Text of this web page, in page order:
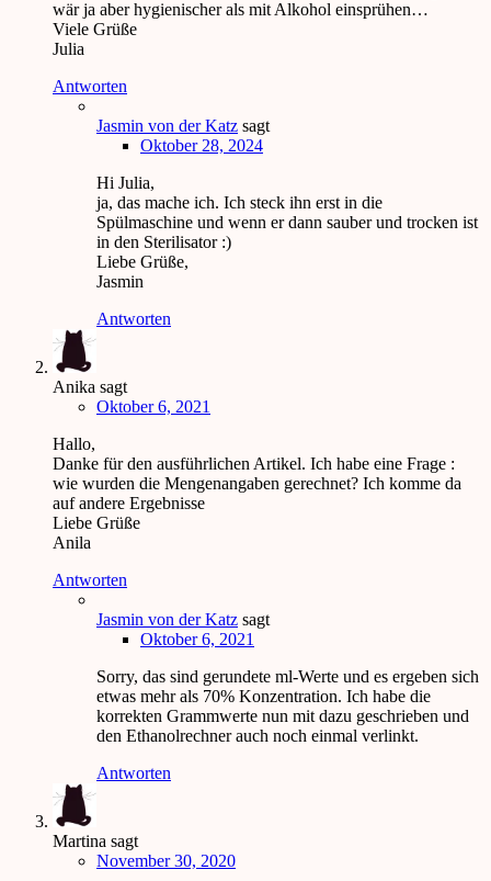
wär ja aber hygienischer als mit Alkohol einsprühen…
Viele Grüße
Julia
Antworten
Jasmin von der Katz sagt
Oktober 28, 2024
Hi Julia,
ja, das mache ich. Ich steck ihn erst in die
Spülmaschine und wenn er dann sauber und trocken ist
in den Sterilisator :)
Liebe Grüße,
Jasmin
Antworten
Anika sagt
Oktober 6, 2021
Hallo,
Danke für den ausführlichen Artikel. Ich habe eine Frage :
wie wurden die Mengenangaben gerechnet? Ich komme da
auf andere Ergebnisse
Liebe Grüße
Anila
Antworten
Jasmin von der Katz sagt
Oktober 6, 2021
Sorry, das sind gerundete ml-Werte und es ergeben sich
etwas mehr als 70% Konzentration. Ich habe die
korrekten Grammwerte nun mit dazu geschrieben und
den Ethanolrechner auch noch einmal verlinkt.
Antworten
Martina sagt
November 30, 2020